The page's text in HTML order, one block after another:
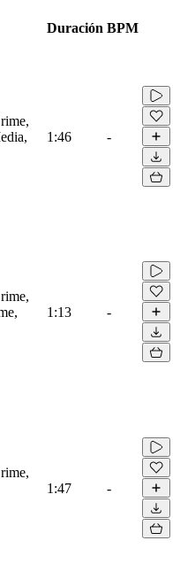
Duración BPM
1:46 -
1:13 -
1:47 -